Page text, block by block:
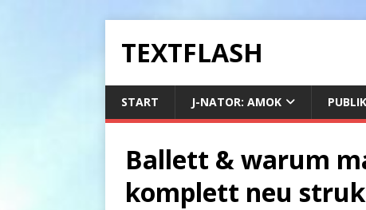
TEXTFLASH
START J-NATOR: AMOK
Ballett & warum
komplett neu